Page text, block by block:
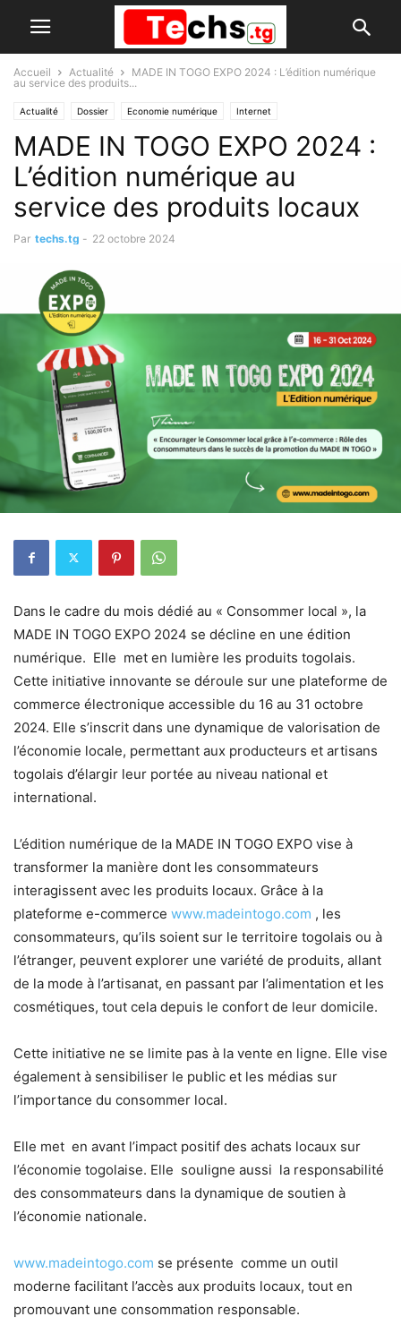
Accueil Actualité
MADE IN TOGO EXPO 2024 : L’édition numérique
au service des produits...
Actualité Dossier Economie numérique Internet
MADE IN TOGO EXPO 2024 :
L’édition numérique au
service des produits locaux
Par techs.tg - 22 octobre 2024
Dans le cadre du mois dédié au « Consommer local », la
MADE IN TOGO EXPO 2024 se décline en une édition
numérique. Elle met en lumière les produits togolais.
Cette initiative innovante se déroule sur une plateforme de
commerce électronique accessible du 16 au 31 octobre
2024. Elle s’inscrit dans une dynamique de valorisation de
l’économie locale, permettant aux producteurs et artisans
togolais d’élargir leur portée au niveau national et
international.
L’édition numérique de la MADE IN TOGO EXPO vise à
transformer la manière dont les consommateurs
interagissent avec les produits locaux. Grâce à la
plateforme e-commerce www.madeintogo.com , les
consommateurs, qu’ils soient sur le territoire togolais ou à
l’étranger, peuvent explorer une variété de produits, allant
de la mode à l’artisanat, en passant par l’alimentation et les
cosmétiques, tout cela depuis le confort de leur domicile.
Cette initiative ne se limite pas à la vente en ligne. Elle vise
également à sensibiliser le public et les médias sur
l’importance du consommer local.
Elle met en avant l’impact positif des achats locaux sur
l’économie togolaise. Elle souligne aussi la responsabilité
des consommateurs dans la dynamique de soutien à
l’économie nationale.
www.madeintogo.com se présente comme un outil
moderne facilitant l’accès aux produits locaux, tout en
promouvant une consommation responsable.